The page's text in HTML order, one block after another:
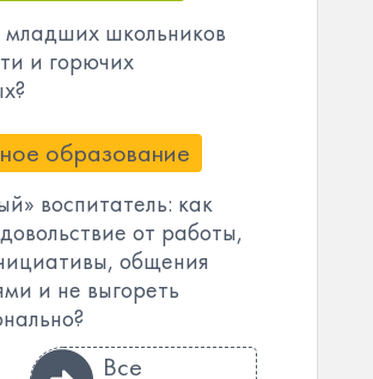
младших школьников
и горючих
образование
воспитатель: как
от работы,
общения
и не выгореть
Все